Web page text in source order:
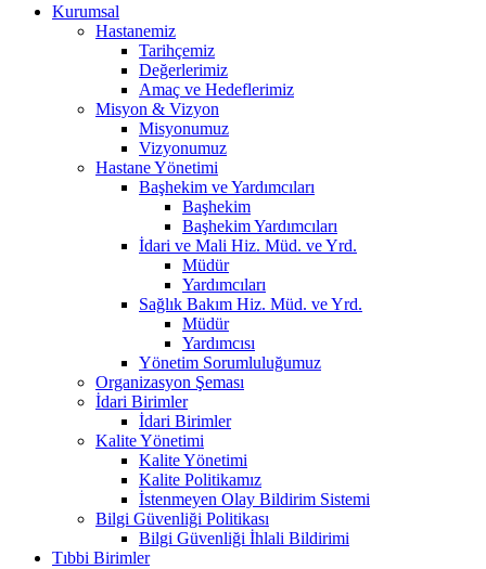
Kurumsal
Hastanemiz
Tarihçemiz
Değerlerimiz
Amaç ve Hedeflerimiz
Misyon & Vizyon
Misyonumuz
Vizyonumuz
Hastane Yönetimi
Başhekim ve Yardımcıları
Başhekim
Başhekim Yardımcıları
İdari ve Mali Hiz. Müd. ve Yrd.
Müdür
Yardımcıları
Sağlık Bakım Hiz. Müd. ve Yrd.
Müdür
Yardımcısı
Yönetim Sorumluluğumuz
Organizasyon Şeması
İdari Birimler
İdari Birimler
Kalite Yönetimi
Kalite Yönetimi
Kalite Politikamız
İstenmeyen Olay Bildirim Sistemi
Bilgi Güvenliği Politikası
Bilgi Güvenliği İhlali Bildirimi
Tıbbi Birimler